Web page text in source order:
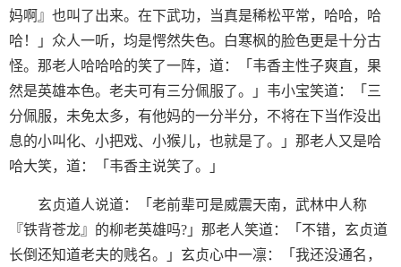
妈啊』也叫了出来。在下武功，当真是稀松平常，哈哈，哈
哈！」众人一听，均是愕然失色。白寒枫的脸色更是十分古
怪。那老人哈哈哈的笑了一阵，道：「韦香主性子爽直，果
然是英雄本色。老夫可有三分佩服了。」韦小宝笑道：「三
分佩服，未免太多，有他妈的一分半分，不将在下当作没出
息的小叫化、小把戏、小猴儿，也就是了。」那老人又是哈
哈大笑，道：「韦香主说笑了。」
玄贞道人说道：「老前辈可是威震天南，武林中人称
『铁背苍龙』的柳老英雄吗?」那老人笑道：「不错，玄贞道
长倒还知道老夫的贱名。」玄贞心中一凛：「我还没通名，